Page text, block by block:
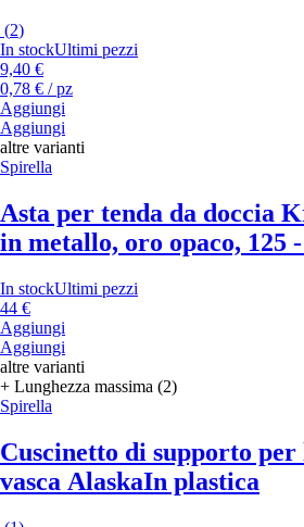
(2)
In stockUltimi pezzi
9,40 €
0,78 € / pz
Aggiungi
Aggiungi
altre varianti
Spirella
Asta per tenda da doccia
in metallo, oro opaco, 125
In stockUltimi pezzi
44 €
Aggiungi
Aggiungi
altre varianti
+ Lunghezza massima (2)
Spirella
Cuscinetto di supporto per
vasca AlaskaIn plastica